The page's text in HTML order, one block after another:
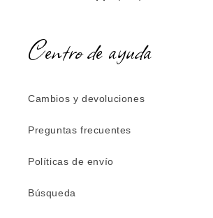
Centro de ayuda
Cambios y devoluciones
Preguntas frecuentes
Políticas de envío
Búsqueda